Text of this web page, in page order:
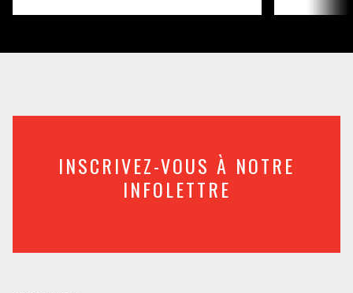
INSCRIVEZ-VOUS À NOTRE
INFOLETTRE